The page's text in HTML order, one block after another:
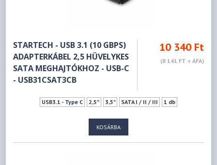
STARTECH - USB 3.1 (10 GBPS)
ADAPTERKÁBEL 2,5 HÜVELYKES
SATA MEGHAJTÓKHOZ - USB-C
- USB31CSAT3CB
10 340 Ft
(8 141 FT + ÁFA)
USB3.1 - Type C 2,5" 3,5" SATA I / II / III 1 db
KOSÁRBA